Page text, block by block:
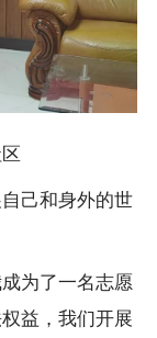
己和身外的世
为了一名志愿
益，我们开展